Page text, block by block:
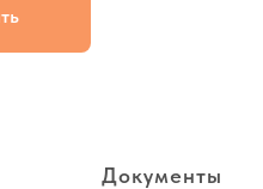
Документы